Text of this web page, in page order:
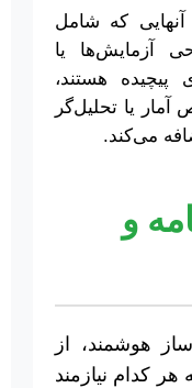
که شامل
آزمایش‌ها یا
پیچیده هستند،
یا تحلیل‌گر
می‌کند.
و
هوشمند، از
کدام نیازمند